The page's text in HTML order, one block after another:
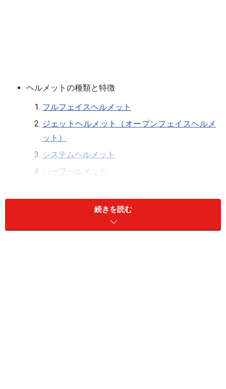
ヘルメットの種類と特徴
フルフェイスヘルメット
ジェットヘルメット（オープンフェイスヘルメ
ット）
システムヘルメット
ハーフヘルメット
ヘルメットは正しく被らなければ性能を発揮できな
続きを読む